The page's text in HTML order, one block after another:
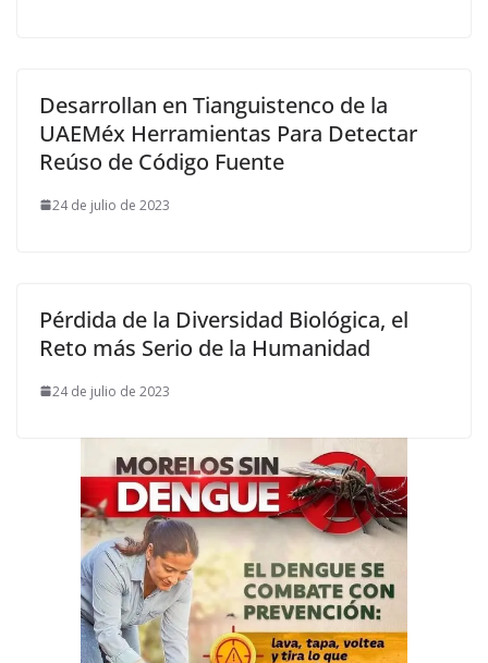
Desarrollan en Tianguistenco de la
UAEMéx Herramientas Para Detectar
Reúso de Código Fuente
24 de julio de 2023
Pérdida de la Diversidad Biológica, el
Reto más Serio de la Humanidad
24 de julio de 2023